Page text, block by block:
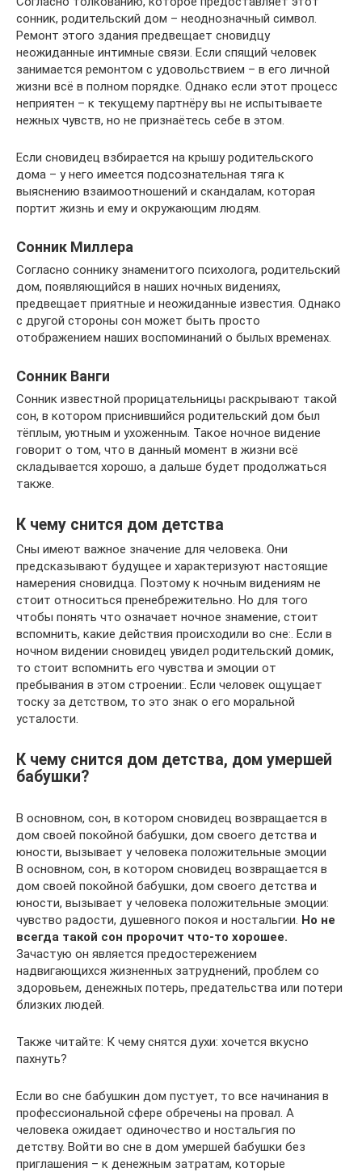
сонник, родительский дом – неоднозначный символ.
Ремонт этого здания предвещает сновидцу
неожиданные интимные связи. Если спящий человек
занимается ремонтом с удовольствием – в его личной
жизни всё в полном порядке. Однако если этот процесс
неприятен – к текущему партнёру вы не испытываете
нежных чувств, но не признаётесь себе в этом.
Если сновидец взбирается на крышу родительского
дома – у него имеется подсознательная тяга к
выяснению взаимоотношений и скандалам, которая
портит жизнь и ему и окружающим людям.
Сонник Миллера
Согласно соннику знаменитого психолога, родительский
дом, появляющийся в наших ночных видениях,
предвещает приятные и неожиданные известия. Однако
с другой стороны сон может быть просто
отображением наших воспоминаний о былых временах.
Сонник Ванги
Сонник известной прорицательницы раскрывают такой
сон, в котором приснившийся родительский дом был
тёплым, уютным и ухоженным. Такое ночное видение
говорит о том, что в данный момент в жизни всё
складывается хорошо, а дальше будет продолжаться
также.
К чему снится дом детства
Сны имеют важное значение для человека. Они
предсказывают будущее и характеризуют настоящие
намерения сновидца. Поэтому к ночным видениям не
стоит относиться пренебрежительно. Но для того
чтобы понять что означает ночное знамение, стоит
вспомнить, какие действия происходили во сне:. Если в
ночном видении сновидец увидел родительский домик,
то стоит вспомнить его чувства и эмоции от
пребывания в этом строении:. Если человек ощущает
тоску за детством, то это знак о его моральной
усталости.
К чему снится дом детства, дом умершей
бабушки?
В основном, сон, в котором сновидец возвращается в
дом своей покойной бабушки, дом своего детства и
юности, вызывает у человека положительные эмоции
В основном, сон, в котором сновидец возвращается в
дом своей покойной бабушки, дом своего детства и
юности, вызывает у человека положительные эмоции:
чувство радости, душевного покоя и ностальгии. Но не
всегда такой сон пророчит что-то хорошее.
Зачастую он является предостережением
надвигающихся жизненных затруднений, проблем со
здоровьем, денежных потерь, предательства или потери
близких людей.
Также читайте: К чему снятся духи: хочется вкусно
пахнуть?
Если во сне бабушкин дом пустует, то все начинания в
профессиональной сфере обречены на провал. А
человека ожидает одиночество и ностальгия по
детству. Войти во сне в дом умершей бабушки без
приглашения – к денежным затратам, которые